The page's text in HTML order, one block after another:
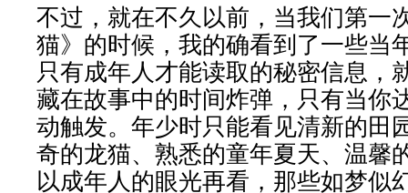
不过，就在不久以前，当我们第一
猫》的时候，我的确看到了一些当
只有成年人才能读取的秘密信息，
藏在故事中的时间炸弹，只有当你
动触发。年少时只能看见清新的田
奇的龙猫、熟悉的童年夏天、温
以成年人的眼光再看，那些如梦似